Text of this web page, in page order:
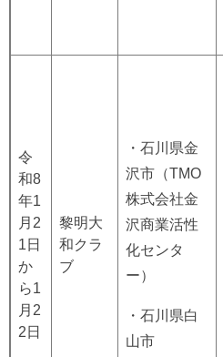
令
和8
年1
月2
1日
か
ら1
月2
2日
黎明大
和クラ
ブ
・石川県金
沢市（TMO
株式会社金
沢商業活性
化センタ
ー）
・石川県白
山市